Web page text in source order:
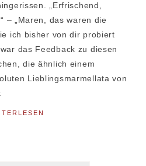
„Erfrischend,
– „Maren, das waren die
ich bisher von dir probiert
das Feedback zu diesen
die ähnlich einem
Lieblingsmarmellata von